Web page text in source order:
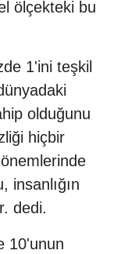
ölçekteki bu
1'ini teşkil
olduğunu
hiçbir
insanlığın
dedi.
10'unun